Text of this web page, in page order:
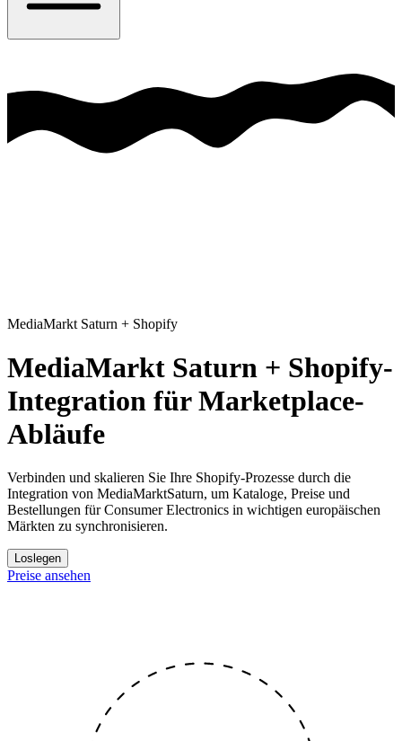
MediaMarkt Saturn + Shopify
MediaMarkt Saturn + Shopify-
Integration für Marketplace-
Abläufe
Verbinden und skalieren Sie Ihre Shopify-Prozesse durch die
Integration von MediaMarktSaturn, um Kataloge, Preise und
Bestellungen für Consumer Electronics in wichtigen europäischen
Märkten zu synchronisieren.
Loslegen
Preise ansehen